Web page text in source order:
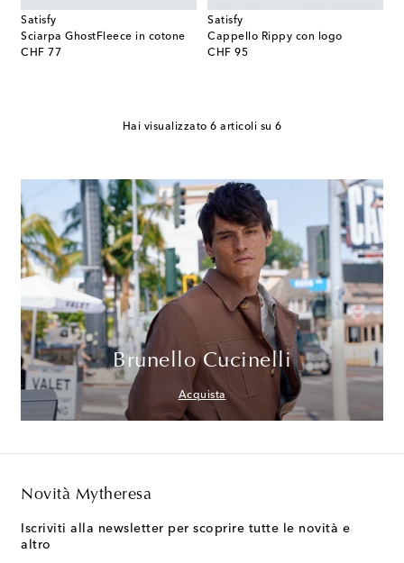
Satisfy
Sciarpa GhostFleece in cotone
CHF 77
original price
Satisfy
Cappello Rippy con logo
CHF 95
original price
Hai visualizzato 6 articoli su 6
Brunello Cucinelli
Acquista
Novità Mytheresa
Iscriviti alla newsletter per scoprire tutte le novità e
altro